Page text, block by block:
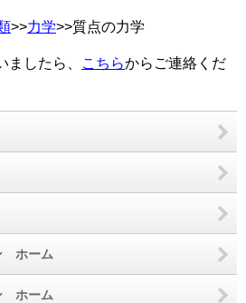
>>力学>>質点の力学
したら、 こちらからご連絡くだ
ホーム
ホーム